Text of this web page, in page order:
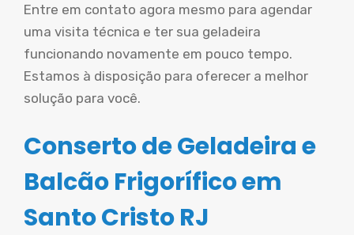
Entre em contato agora mesmo para agendar
uma visita técnica e ter sua geladeira
funcionando novamente em pouco tempo.
Estamos à disposição para oferecer a melhor
solução para você.
Conserto de Geladeira e
Balcão Frigorífico em
Santo Cristo RJ